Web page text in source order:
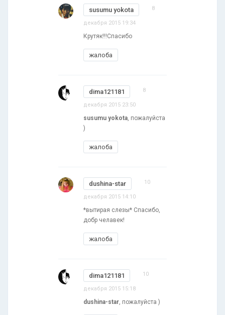
susumu yokota 8
декабря 2015 19:34
Крутяк!!!Спасибо
жалоба
dima121181 8
декабря 2015 23:50
susumu yokota, пожалуйста
)
жалоба
dushina-star 10
декабря 2015 14:10
*вытирая слезы* Спасибо,
добр челавек!
жалоба
dima121181 10
декабря 2015 15:18
dushina-star, пожалуйста )